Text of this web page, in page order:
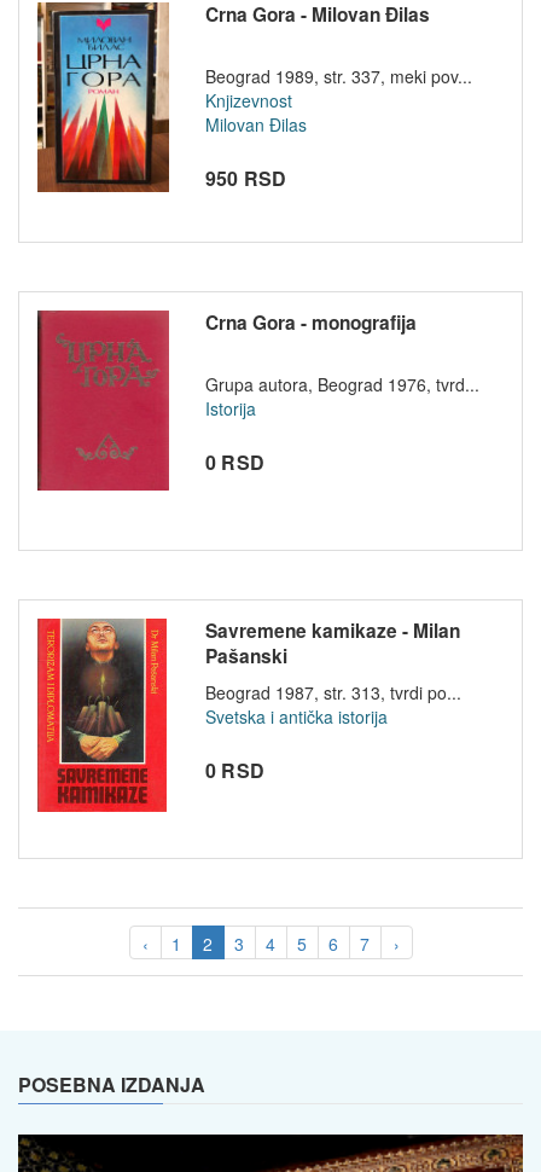
Crna Gora - Milovan Đilas
Beograd 1989, str. 337, meki pov...
Knjizevnost
Milovan Đilas
950 RSD
Crna Gora - monografija
Grupa autora, Beograd 1976, tvrd...
Istorija
0 RSD
Savremene kamikaze - Milan
Pašanski
Beograd 1987, str. 313, tvrdi po...
Svetska i antička istorija
0 RSD
‹ 1 2 3 4 5 6 7 ›
POSEBNA IZDANJA